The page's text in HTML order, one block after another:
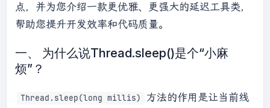
点，并为您介绍一款更优雅、更强大的延迟工具类，
帮助您提升开发效率和代码质量。
一、 为什么说Thread.sleep()是个“小麻
烦”？
Thread.sleep(long millis)
方法的作用是让当前线